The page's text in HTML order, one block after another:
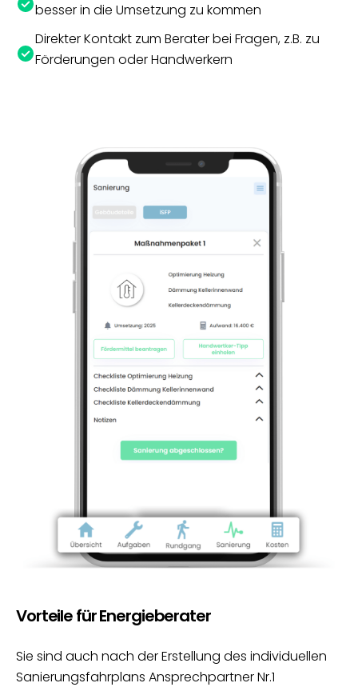
besser in die Umsetzung zu kommen
Direkter Kontakt zum Berater bei Fragen, z.B. zu
Förderungen oder Handwerkern
Vorteile für Energieberater
Sie sind auch nach der Erstellung des individuellen
Sanierungsfahrplans Ansprechpartner Nr.1